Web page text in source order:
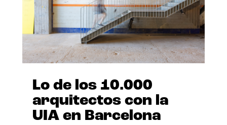
Lo de los 10.000
arquitectos con la
UIA en Barcelona